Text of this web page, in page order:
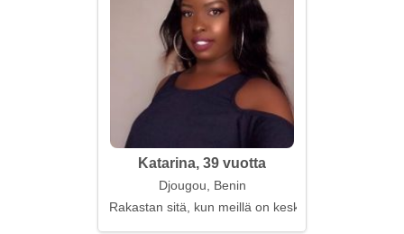
Katarina, 39 vuotta
Djougou, Benin
Rakastan sitä, kun meillä on keskinäinen hiljaisuus